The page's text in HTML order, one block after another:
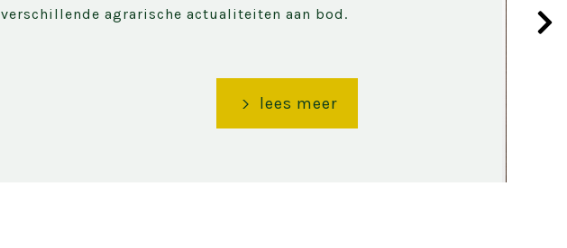
agrarische actualiteiten aan bod.
lees meer
slide